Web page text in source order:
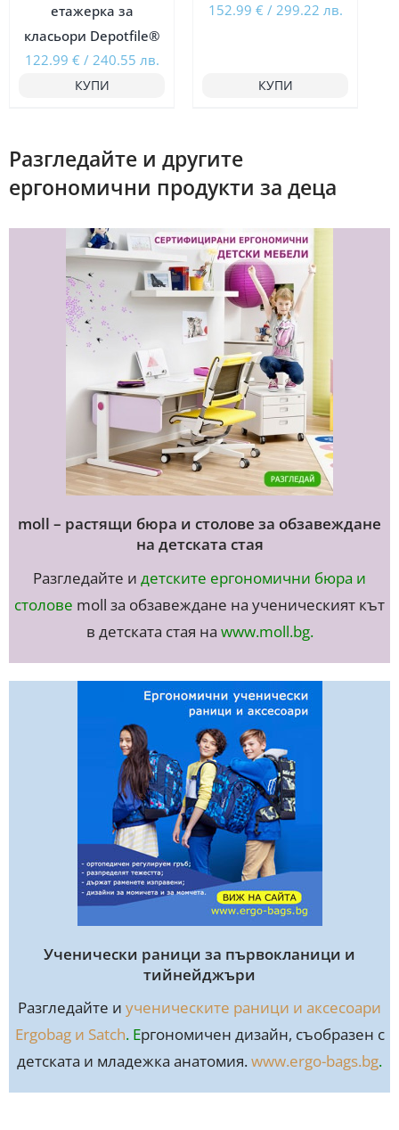
етажерка за
класьори Depotfile®
122.99 € / 240.55 лв.
КУПИ
152.99 € / 299.22 лв.
КУПИ
Разгледайте и другите
ергономични продукти за деца
moll – растящи бюра и столове за обзавеждане
на детската стая
Разгледайте и детските ергономични бюра и
столове moll за обзавеждане на ученическият кът
в детската стая на www.moll.bg.
Ученически раници за първокланици и
тийнейджъри
Разгледайте и ученическите раници и аксесоари
Ergobag и Satch. Eргономичен дизайн, съобразен с
детската и младежка анатомия.www.ergo-bags.bg.